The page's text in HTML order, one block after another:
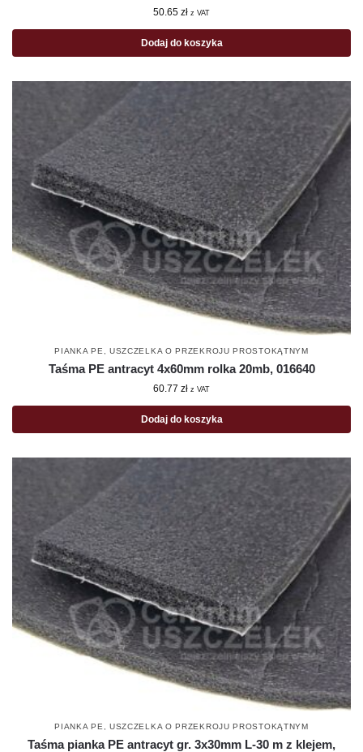
50.65 zł z VAT
Dodaj do koszyka
PIANKA PE USZCZELKA O PRZEKROJU PROSTOKĄTNYM
Taśma PE antracyt 4x60mm rolka 20mb, 016640
60.77 zł z VAT
Dodaj do koszyka
PIANKA PE USZCZELKA O PRZEKROJU PROSTOKĄTNYM
Taśma pianka PE antracyt gr. 3x30mm L-30 m z klejem,